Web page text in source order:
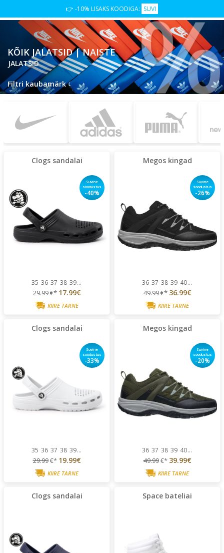
👉 -10% LISAKS KOODIGA: SUVI
Filtri kaubamärk↓
KÕIK JALATSID | NAISTE
JALATSID %
Clogs sandalai
Suvine
soodustus
-40%
35 36 37 38 39...
29.99€* 17.99€
KIIRE TARNE
Megos kingad
Suvine
soodustus
-26%
36 37 38 39 40...
49.99€* 36.99€
KIIRE TARNE
Clogs sandalai
Suvine
soodustus
-33%
35 36 37 38 39...
29.99€* 19.99€
KIIRE TARNE
Megos kingad
Suvine
soodustus
-20%
36 37 38 39 40...
49.99€* 39.99€
KIIRE TARNE
Clogs sandalai Space bateliai